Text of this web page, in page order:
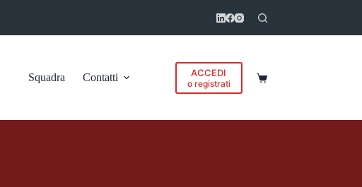
Squadra Contatti ACCEDI
o registrati Carrello